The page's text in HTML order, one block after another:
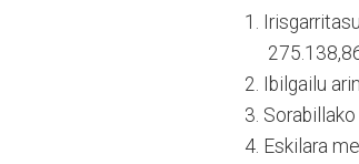
Ibilgailu
Eskilara